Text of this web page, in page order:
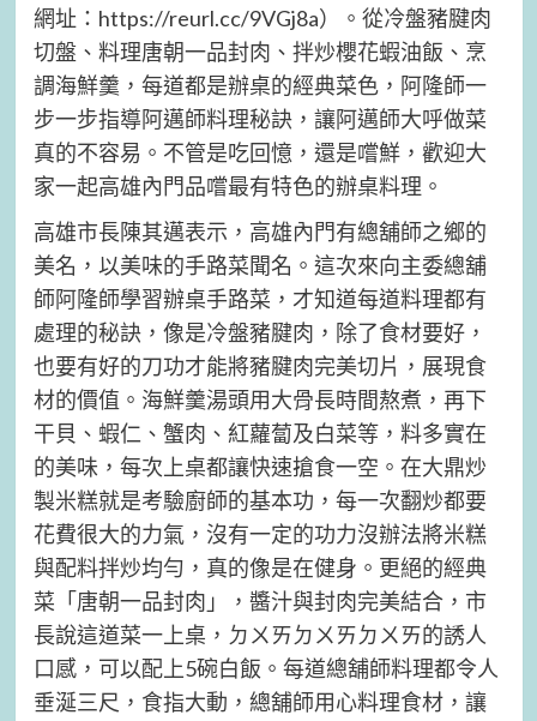
網址：https://reurl.cc/9VGj8a）。從冷盤豬腱肉
切盤、料理唐朝一品封肉、拌炒櫻花蝦油飯、烹
調海鮮羹，每道都是辦桌的經典菜色，阿隆師一
步一步指導阿邁師料理秘訣，讓阿邁師大呼做菜
真的不容易。不管是吃回憶，還是嚐鮮，歡迎大
家一起高雄內門品嚐最有特色的辦桌料理。
高雄市長陳其邁表示，高雄內門有總舖師之鄉的
美名，以美味的手路菜聞名。這次來向主委總舖
師阿隆師學習辦桌手路菜，才知道每道料理都有
處理的秘訣，像是冷盤豬腱肉，除了食材要好，
也要有好的刀功才能將豬腱肉完美切片，展現食
材的價值。海鮮羹湯頭用大骨長時間熬煮，再下
干貝、蝦仁、蟹肉、紅蘿蔔及白菜等，料多實在
的美味，每次上桌都讓快速搶食一空。在大鼎炒
製米糕就是考驗廚師的基本功，每一次翻炒都要
花費很大的力氣，沒有一定的功力沒辦法將米糕
與配料拌炒均勻，真的像是在健身。更絕的經典
菜「唐朝一品封肉」，醬汁與封肉完美結合，市
長說這道菜一上桌，ㄉㄨㄞㄉㄨㄞㄉㄨㄞ的誘人
口感，可以配上5碗白飯。每道總舖師料理都令人
垂涎三尺，食指大動，總舖師用心料理食材，讓